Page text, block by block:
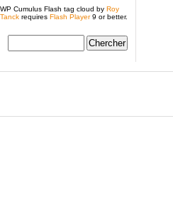
WP Cumulus Flash tag cloud by Roy
Tanck requires Flash Player9 or better.